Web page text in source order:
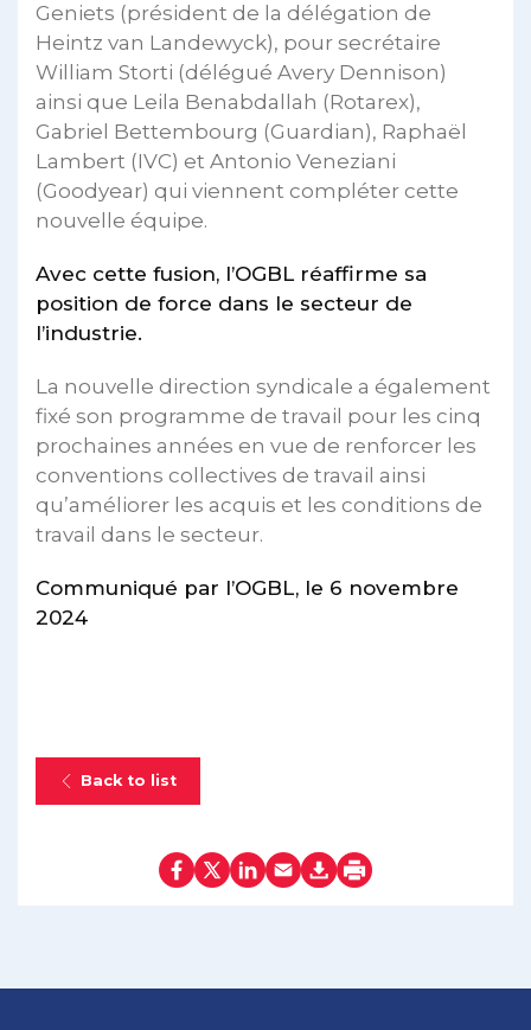
Geniets (président de la délégation de
Heintz van Landewyck), pour secrétaire
William Storti (délégué Avery Dennison)
ainsi que Leila Benabdallah (Rotarex),
Gabriel Bettembourg (Guardian), Raphaël
Lambert (IVC) et Antonio Veneziani
(Goodyear) qui viennent compléter cette
nouvelle équipe.
Avec cette fusion, l’OGBL réaffirme sa
position de force dans le secteur de
l’industrie.
La nouvelle direction syndicale a également
fixé son programme de travail pour les cinq
prochaines années en vue de renforcer les
conventions collectives de travail ainsi
qu’améliorer les acquis et les conditions de
travail dans le secteur.
Communiqué par l’OGBL, le 6 novembre
2024
Back to list